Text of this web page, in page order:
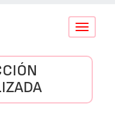
Conmutar